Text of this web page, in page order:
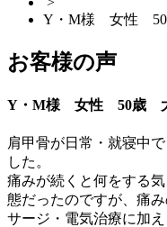
Y・M様 女性
お客様の声
Y・M様 女性 50歳
肩甲骨が日常・就寝中
した。
痛みが続くと何をする
態だったのですが、痛
サージ・電気治療に加